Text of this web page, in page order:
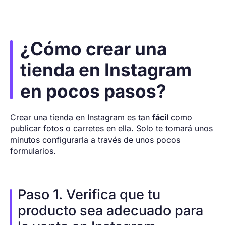
¿Cómo crear una
tienda en Instagram
en pocos pasos?
Crear una tienda en Instagram es tan fácil como
publicar fotos o carretes en ella. Solo te tomará unos
minutos configurarla a través de unos pocos
formularios.
Paso 1. Verifica que tu
producto sea adecuado para